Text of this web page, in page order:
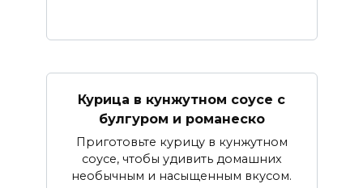
Курица в кунжутном соусе с
булгуром и романеско
Приготовьте курицу в кунжутном
соусе, чтобы удивить домашних
необычным и насыщенным вкусом.